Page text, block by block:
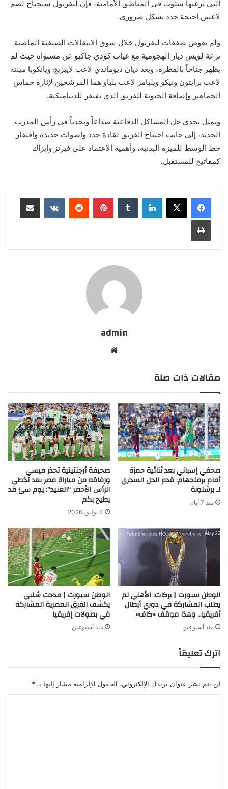
التي يرغبها سلوت في المناطق الأمامية، فإن ليفربول سيحتاج لضم
لاعبين أجنحة جدد بشكل ضروري.
ولم تعوض صفقات ليفربول خلال سوق الانتقالات الصيفية الماضية
نزعة لويس دياز الهجومية مع غياب كودي جاكبو عن مستواه حيث لم
يظهر جناحاً بالفطرة، ويعد ديان ديوماندي لاعب لايبزيج ويانكوبا مينته
لاعب برايتون ونيكو ويليامز لاعب بلباو هما المرشحين لإثارة حماس
الجماهير وإضافة الحيوية للفريق الذي يفتقر للديناميكية.
ويمتل تحدي حل المشاكل الدفاعية صداعاً وتحدياً في رأس المدرب
الجديد، إلى جانب احتياج الفريق لقادة جدد وأصوات جديدة وافتقار
خط الوسط للميزة البدنية، وأهمية الاعتماد على فيرتز وإيزاك
كمفاتيح للمستقبل.
لينكدإن بينتيريست مشاركة عبر البريد
طباعة
admin
مقالات ذات صلة
صحفي إسباني بعد ثنائية حمزة
أمام برمنجهام: قدم الحل السحري
لـ برشلونة
منذ 7 أيام
صحيفة أرجنتينية تحذر ميسي
ورفاقه من مباراة مصر بعد تخطي
الرأس الأخضر “العنيد”: يوم سئ قد
يطيح بكم
4 يوليو، 2026
الوطن سبورت | بركات: الأهلي لم
يطلب المشاركة في دوري أبطال
أفريقيا.. وهذا موقف «كاف»
منذ أسبوعين
الوطن سبورت | مدحت شلبي
يكشف الفرق المصرية المشاركة
في بطولات إفريقيا
منذ أسبوعين
اترك تعليقاً
لن يتم نشر عنوان بريدك الإلكتروني. الحقول الإلزامية مشار إليها بـ *